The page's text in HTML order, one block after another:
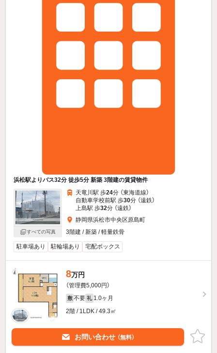
浜松駅よりバス32分 徒歩5分 新築 3階建の賃貸物件
すべての写真
天竜川駅 歩24分 （東海道線）
自動車学校前駅 歩30分 （遠鉄）
上島駅 歩32分 （遠鉄）
静岡県浜松市中央区原島町
3階建 / 新築 / 軽量鉄骨
駐車場あり 駐輪場あり 宅配ボックス
8万円
（管理費5,000円）
敷 不要 礼 1.0ヶ月
2階 / 1LDK / 49.3㎡
お問い合わせ （無料）